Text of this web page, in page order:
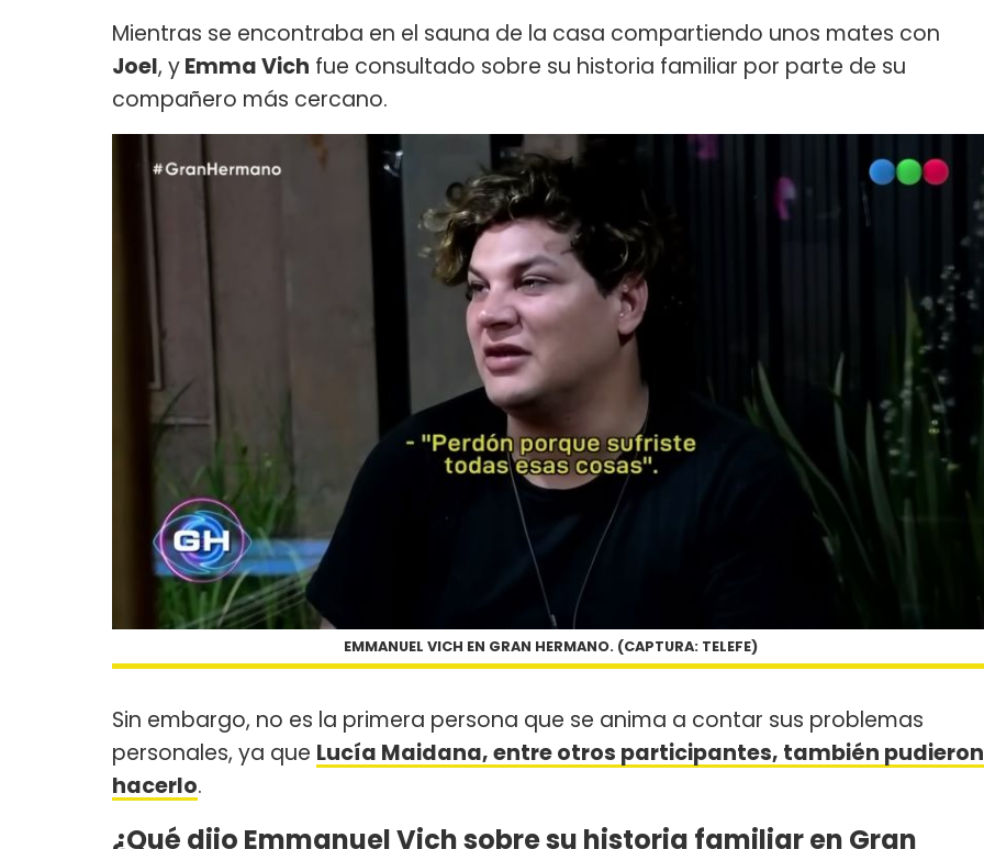
Mientras se encontraba en el sauna de la casa compartiendo unos mates con
Joel, yEmma Vich fue consultado sobre su historia familiar por parte de su
compañero más cercano.
EMMANUEL VICH EN GRAN HERMANO. (CAPTURA: TELEFE)
Sin embargo, no es la primera persona que se anima a contar sus problemas
personales, ya que Lucía Maidana, entre otros participantes, también pudieron
hacerlo.
¿Qué dijo Emmanuel Vich sobre su historia familiar en Gran